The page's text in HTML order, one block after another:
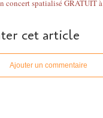
cet article
Ajouter un commentaire